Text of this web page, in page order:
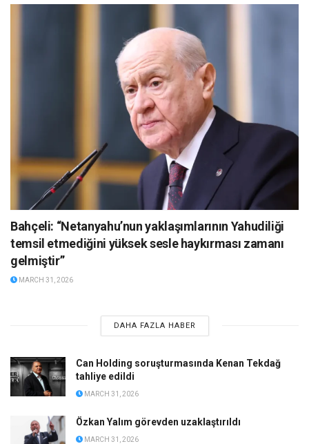
Bahçeli: “Netanyahu’nun yaklaşımlarının Yahudiliği
temsil etmediğini yüksek sesle haykırması zamanı
gelmiştir”
MARCH 31, 2026
DAHA FAZLA HABER
Can Holding soruşturmasında Kenan Tekdağ
tahliye edildi
MARCH 31, 2026
Özkan Yalım görevden uzaklaştırıldı
MARCH 31, 2026